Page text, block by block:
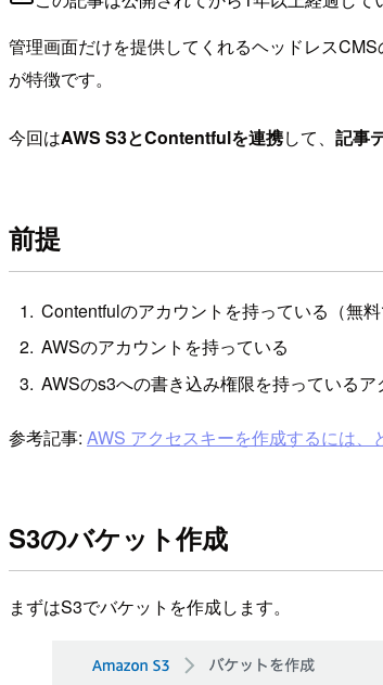
管理画面だけを提供してくれるヘッドレス
が特徴です。
今回はAWS S3とContentfulを連携して、 記事
前提
Contentfulのアカウントを持っている（無
AWSのアカウントを持っている
AWSのs3への書き込み権限を持っている
参考記事: AWS アクセスキーを作成するには、
S3のバケット作成
まずはS3でバケットを作成します。